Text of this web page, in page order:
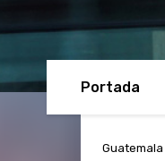
Portada
Guatemala